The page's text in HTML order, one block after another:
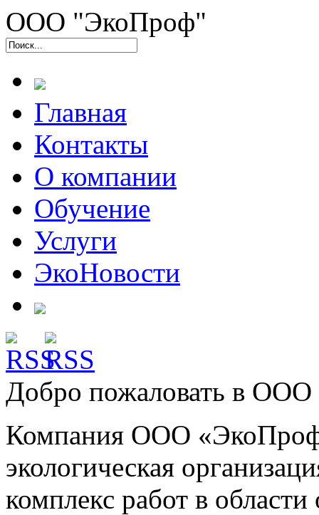
ООО "ЭкоПроф"
Главная
Контакты
О компании
Обучение
Услуги
ЭкоНовости
Добро пожаловать в ООО
Компания ООО
экологическая
комплекс работ в